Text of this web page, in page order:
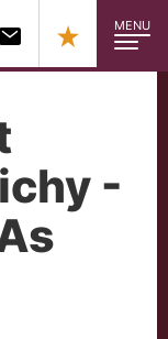
MENU
-